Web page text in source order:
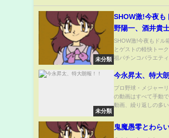
未分類
SHОW激!今夜
野陽一、酒井貴
SHОW激!今夜もドル
とゲストの軽快トー
祖パチンコバラエティ
未分類
今永昇太、特大
プロ野球・メジャー
の動画はすべて手動
動画、繰り返しの多
鬼魔愚零とわら